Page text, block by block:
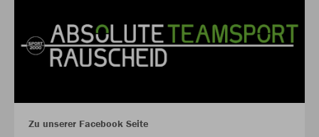
Zu unserer Facebook Seite